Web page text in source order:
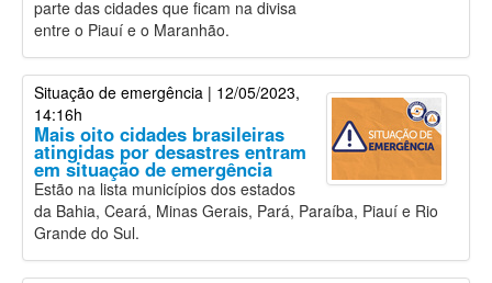
parte das cidades que ficam na divisa
entre o Piauí e o Maranhão.
Situação de emergência | 12/05/2023,
14:16h
Mais oito cidades brasileiras
atingidas por desastres entram
em situação de emergência
Estão na lista municípios dos estados
da Bahia, Ceará, Minas Gerais, Pará, Paraíba, Piauí e Rio
Grande do Sul.